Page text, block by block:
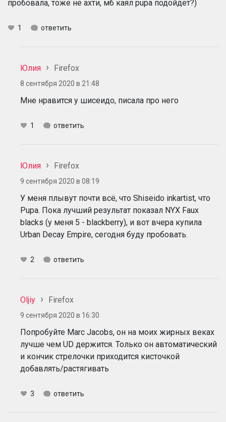
пробовала, тоже не ахти, мб каял pupa подойдёт?)
1 ответить
Юлия Firefox
8 сентября 2020 в 21:48
Мне нравится у шисеидо, писала про него
1 ответить
Юлия Firefox
9 сентября 2020 в 08:19
У меня плывут почти всё, что Shiseido inkartist, что
Pupa. Пока лучший результат показал NYX Faux
blacks (у меня 5 - blackberry), и вот вчера купила
Urban Decay Empire, сегодня буду пробовать.
2 ответить
Oljiy Firefox
9 сентября 2020 в 16:30
Попробуйте Marc Jacobs, он на моих жирных веках
лучше чем UD держится. Только он автоматический
и кончик стрелочки приходится кисточкой
добавлять/растягивать
3 ответить